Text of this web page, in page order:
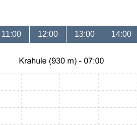
11:00 12:00 13:00 14:00